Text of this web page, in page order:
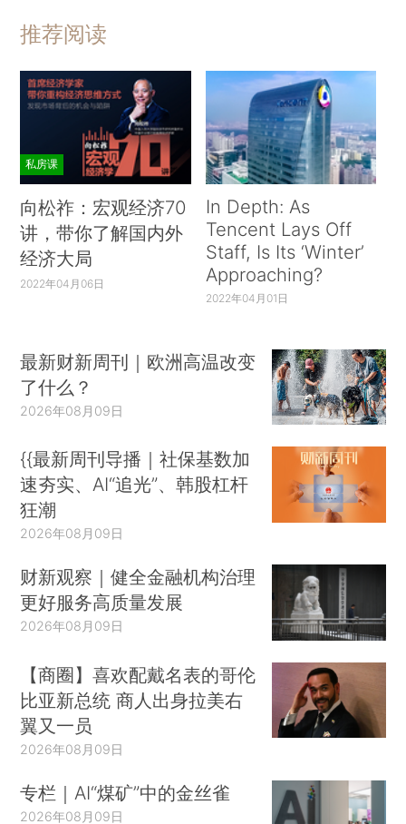
推荐阅读
私房课
向松祚：宏观经济70
讲，带你了解国内外
经济大局
2022年04月06日
In Depth: As
Tencent Lays Off
Staff, Is Its ‘Winter’
Approaching?
2022年04月01日
最新财新周刊｜欧洲高温改变
了什么？
2026年08月09日
{{最新周刊导播｜社保基数加
速夯实、AI“追光”、韩股杠杆
狂潮
2026年08月09日
财新观察｜健全金融机构治理
更好服务高质量发展
2026年08月09日
【商圈】喜欢配戴名表的哥伦
比亚新总统 商人出身拉美右
翼又一员
2026年08月09日
专栏｜AI“煤矿”中的金丝雀
2026年08月09日